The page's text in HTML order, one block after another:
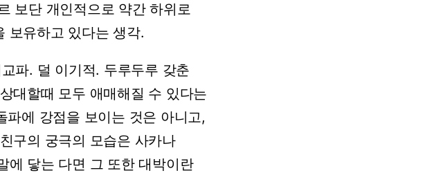
보단 개인적으로 약간 하위로
보유하고 있다는 생각.
파. 덜 이기적. 두루두루 갖춘
상대할때 모두 애매해질 수 있다는
파에 강점을 보이는 것은 아니고,
친구의 궁극의 모습은 사카나
에 닿는 다면 그 또한 대박이란